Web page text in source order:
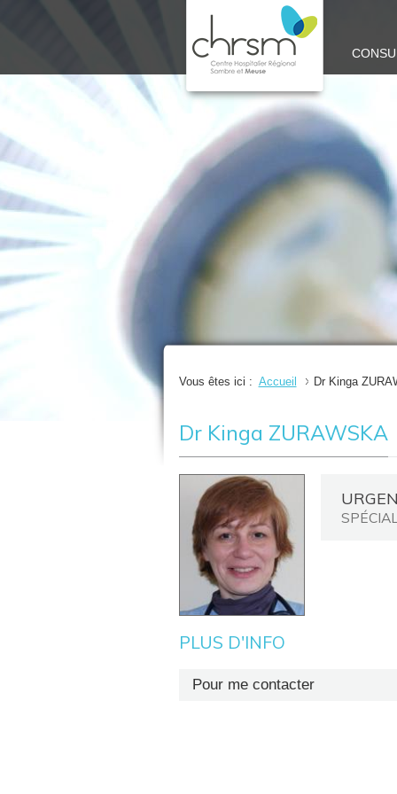
SITE
MEUSE
Vous êtes ici : Accueil Dr Kinga
Dr Kinga ZURAWSKA
PLUS D'INFO
Pour me contacter